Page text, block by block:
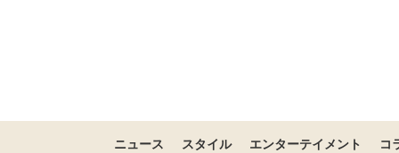
ニュース スタイル エンターテイメント コ